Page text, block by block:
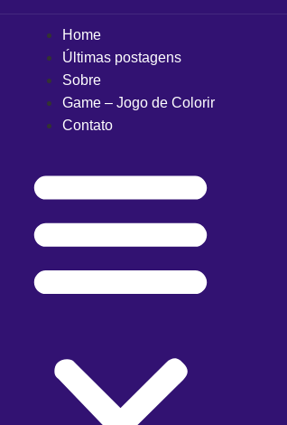
Home
Últimas postagens
Sobre
Game – Jogo de Colorir
Contato